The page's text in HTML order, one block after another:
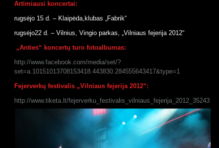
Artimiausi koncertai:
rugsėjo 15 d. – Klaipėda,klubas „Fabrik“
rugsėjo22 d. – Vilnius, Vingio parkas, „Vilniaus fejerija 2012“
„Anties“ koncertų turo fotoalbumas:
http://www.facebook.com/media/set/?
set=a.10151013708153418.443830.284555643417&type=1
Fejerverkų festivalis „Vilniaus fejerija 2012“:
http://www.tiketa.lt/fejerverku_festivalis_vilniaus_fejerija_2012_35243